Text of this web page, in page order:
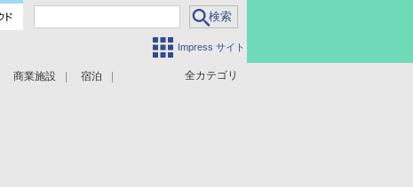
Impress サイト
全カテゴリ
商業施設 宿泊